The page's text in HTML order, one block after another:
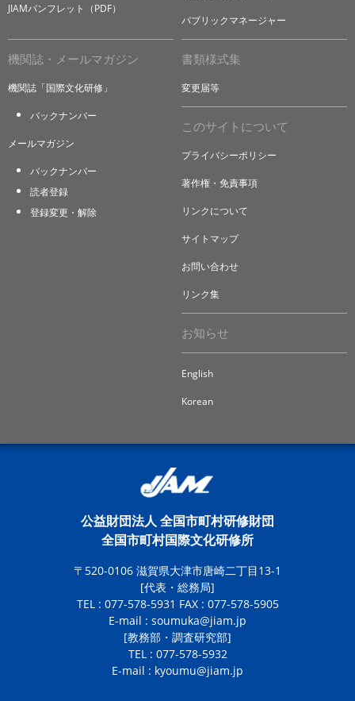
JIAMパンフレット（PDF）
パブリックマネージャー
機関誌・メールマガジン
機関誌「国際文化研修」
バックナンバー
メールマガジン
バックナンバー
読者登録
登録変更・解除
書類様式集
変更届等
このサイトについて
プライバシーポリシー
著作権・免責事項
リンクについて
サイトマップ
お問い合わせ
リンク集
お知らせ
English
Korean
公益財団法人 全国市町村研修財団
全国市町村国際文化研修所
〒520-0106 滋賀県大津市唐崎二丁目13-1
[代表・総務局]
TEL : 077-578-5931 FAX : 077-578-5905
E-mail : soumuka@jiam.jp
[教務部・調査研究部]
TEL : 077-578-5932
E-mail : kyoumu@jiam.jp